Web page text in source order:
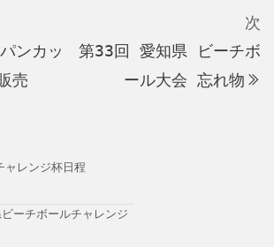
ンカッ
売
次
第33回 愛知県 ビーチボ
ール大会 忘れ物
ャレンジ杯日程
ーチボールチャレンジ